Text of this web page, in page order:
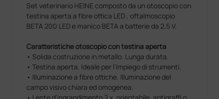
Set veterinario HEINE composto da un otoscopio con
testina aperta a fibre ottica LED , oftalmoscopio
BETA 200 LED e manico BETA a batterie da 2,5 V.
Caratteristiche otoscopio con testina aperta
• Solida costruzione in metallo. Lunga durata.
• Testina aperta. Ideale per l’impiego di strumenti.
• Illuminazione a fibre ottiche. Illuminazione del
campo visivo chiara ed omogenea.
• Lente d’ingrandimento 2 x, orientabile, antigraffi o.